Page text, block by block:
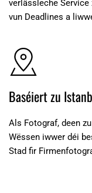
verlässleche
vun Deadlines a
Baséiert zu
Als Fotograf, deen
Wëssen iwwer déi
Stad fir